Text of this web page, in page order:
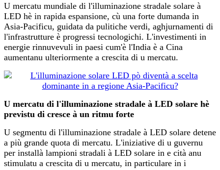
U mercatu mundiale di l'illuminazione stradale solare à
LED hè in rapida espansione, cù una forte dumanda in
Asia-Pacificu, guidata da pulitiche verdi, aghjurnamenti di
l'infrastrutture è progressi tecnologichi. L'investimenti in
energie rinnuvevuli in paesi cum'è l'India è a Cina
aumentanu ulteriormente a crescita di u mercatu.
U mercatu di l'illuminazione stradale à LED solare hè
previstu di cresce à un ritmu forte
U segmentu di l'illuminazione stradale à LED solare detene
a più grande quota di mercatu. L'iniziative di u guvernu
per installà lampioni stradali à LED solare in e cità anu
stimulatu a crescita di u mercatu, in particulare in i